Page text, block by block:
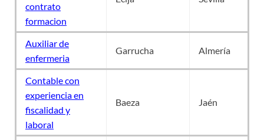
contrato
formacion
Auxiliar de
enfermeria
Garrucha Almería
Contable con
experiencia en
fiscalidad y
laboral
Baeza Jaén